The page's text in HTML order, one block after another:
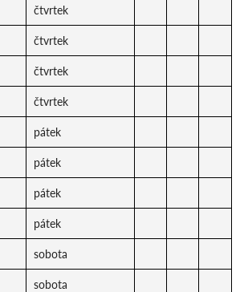
čtvrtek
čtvrtek
čtvrtek
čtvrtek
pátek
pátek
pátek
pátek
sobota
sobota